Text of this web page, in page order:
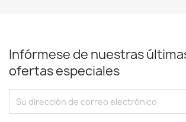
Infórmese de nuestras
ofertas especiales